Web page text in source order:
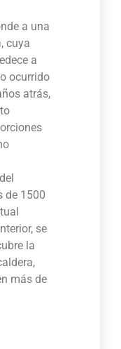
a una
cuya
a
ocurrido
atrás,
de 1500
se
la
más de